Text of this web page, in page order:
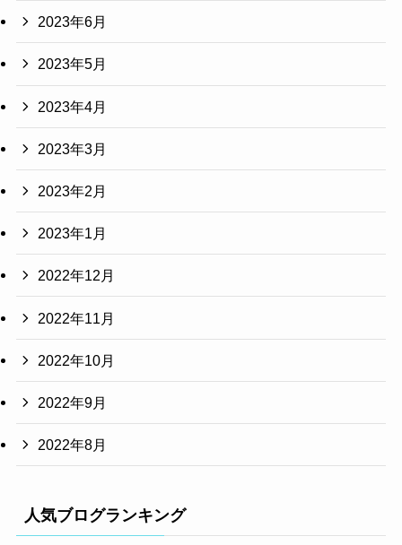
2023年6月
2023年5月
2023年4月
2023年3月
2023年2月
2023年1月
2022年12月
2022年11月
2022年10月
2022年9月
2022年8月
人気ブログランキング